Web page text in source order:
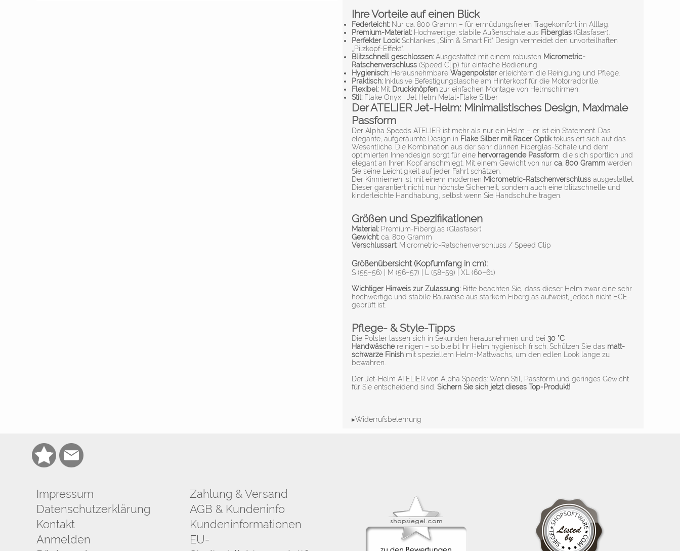
Ihre Vorteile auf einen Blick
Federleicht: Nur ca. 800 Gramm – für ermüdungsfreien Tragekomfort im Alltag.
Premium-Material: Hochwertige, stabile Außenschale aus Fiberglas (Glasfaser).
Perfekter Look: Schlankes „Slim & Smart Fit“ Design vermeidet den unvorteilhaften
„Pilzkopf-Effekt“.
Blitzschnell geschlossen: Ausgestattet mit einem robusten Micrometric-
Ratschenverschluss (Speed Clip) für einfache Bedienung.
Hygienisch: Herausnehmbare Wagenpolster erleichtern die Reinigung und Pflege.
Praktisch: Inklusive Befestigungslasche am Hinterkopf für die Motorradbrille.
Flexibel: Mit Druckknöpfen zur einfachen Montage von Helmschirmen.
Stil: Flake Onyx | Jet Helm Metal-Flake Silber
Der ATELIER Jet-Helm: Minimalistisches Design, Maximale
Passform
Der Alpha Speeds ATELIER ist mehr als nur ein Helm – er ist ein Statement. Das
elegante, aufgeräumte Design in Flake Silber mit Racer Optikfokussiert sich auf das
Wesentliche. Die Kombination aus der sehr dünnen Fiberglas-Schale und dem
optimierten Innendesign sorgt für eine hervorragende Passform , die sich sportlich und
elegant an Ihren Kopf anschmiegt. Mit einem Gewicht von nur ca. 800 Gramm werden
Sie seine Leichtigkeit auf jeder Fahrt schätzen.
Der Kinnriemen ist mit einem modernen Micrometric-Ratschenverschluss ausgestattet.
Dieser garantiert nicht nur höchste Sicherheit, sondern auch eine blitzschnelle und
kinderleichte Handhabung, selbst wenn Sie Handschuhe tragen.
Größen und Spezifikationen
Material: Premium-Fiberglas (Glasfaser)
Gewicht: ca. 800 Gramm
Verschlussart: Micrometric-Ratschenverschluss / Speed Clip
Größenübersicht (Kopfumfang in cm):
S (55–56) | M (56–57) | L (58–59) | XL (60–61)
Wichtiger Hinweis zur Zulassung: Bitte beachten Sie, dass dieser Helm zwar eine sehr
hochwertige und stabile Bauweise aus starkem Fiberglas aufweist, jedoch nicht ECE-
geprüft ist.
Pflege- & Style-Tipps
Die Polster lassen sich in Sekunden herausnehmen und bei 30 °C
Handwäschereinigen – so bleibt Ihr Helm hygienisch frisch. Schützen Sie das matt-
schwarze Finish mit speziellem Helm-Mattwachs, um den edlen Look lange zu
bewahren.
Der Jet-Helm ATELIER von Alpha Speeds: Wenn Stil, Passform und geringes Gewicht
für Sie entscheidend sind. Sichern Sie sich jetzt dieses Top-Produkt!
▸Widerrufsbelehrung
Impressum
Datenschutzerklärung
Kontakt
Anmelden
Zahlung & Versand
AGB & Kundeninfo
Kundeninformationen
EU-